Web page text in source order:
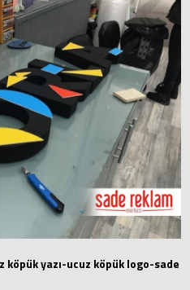
yazı-ucuz köpük logo-sade